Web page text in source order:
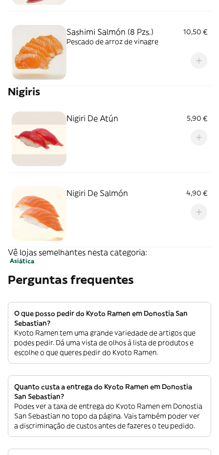
Sashimi Salmón (8 Pzs.)
10,50 €
Pescado de arroz de vinagre
Nigiris
Nigiri De Atún 5,90 €
Nigiri De Salmón 4,90 €
Vê lojas semelhantes nesta categoria:
Asiática
Perguntas frequentes
O que posso pedir do Kyoto Ramen em Donostia San
Sebastian?
Kyoto Ramen tem uma grande variedade de artigos que
podes pedir. Dá uma vista de olhos à lista de produtos e
escolhe o que queres pedir do Kyoto Ramen.
Quanto custa a entrega do Kyoto Ramen em Donostia
San Sebastian?
Podes ver a taxa de entrega do Kyoto Ramen em Donostia
San Sebastian no topo da página. Vais também poder ver
a discriminação de custos antes de fazeres o teu pedido.